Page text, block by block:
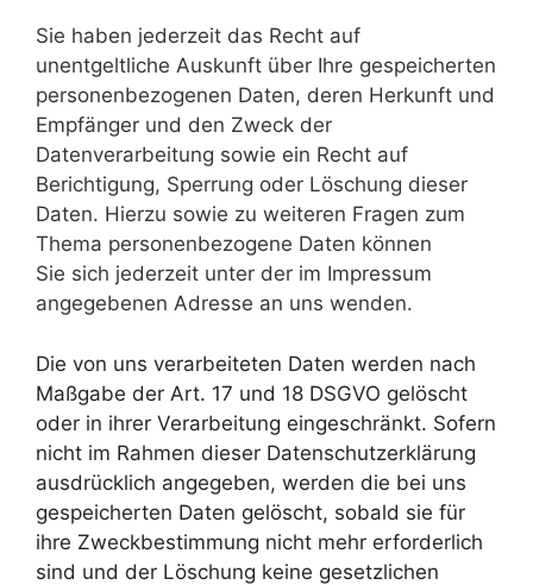
Sie haben jederzeit das Recht auf
unentgeltliche Auskunft über Ihre gespeicherten
personenbezogenen Daten, deren Herkunft und
Empfänger und den Zweck der
Datenverarbeitung sowie ein Recht auf
Berichtigung, Sperrung oder Löschung dieser
Daten. Hierzu sowie zu weiteren Fragen zum
Thema personenbezogene Daten können
Sie sich jederzeit unter der im Impressum
angegebenen Adresse an uns wenden.
Die von uns verarbeiteten Daten werden nach
Maßgabe der Art. 17 und 18 DSGVO gelöscht
oder in ihrer Verarbeitung eingeschränkt. Sofern
nicht im Rahmen dieser Datenschutzerklärung
ausdrücklich angegeben, werden die bei uns
gespeicherten Daten gelöscht, sobald sie für
ihre Zweckbestimmung nicht mehr erforderlich
sind und der Löschung keine gesetzlichen